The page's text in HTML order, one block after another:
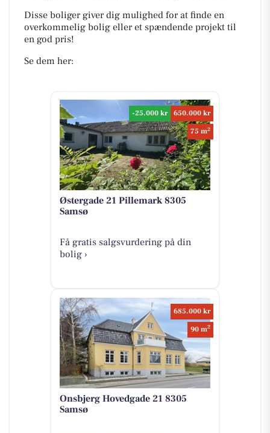
Disse boliger giver dig mulighed for at finde en
overkommelig bolig eller et spændende projekt til
en god pris!
Se dem her:
-25.000 kr
650.000 kr
75 m2
Østergade 21 Pillemark 8305
Samsø
Få gratis salgsvurdering på din
bolig ›
685.000 kr
90 m2
Onsbjerg Hovedgade 21 8305
Samsø